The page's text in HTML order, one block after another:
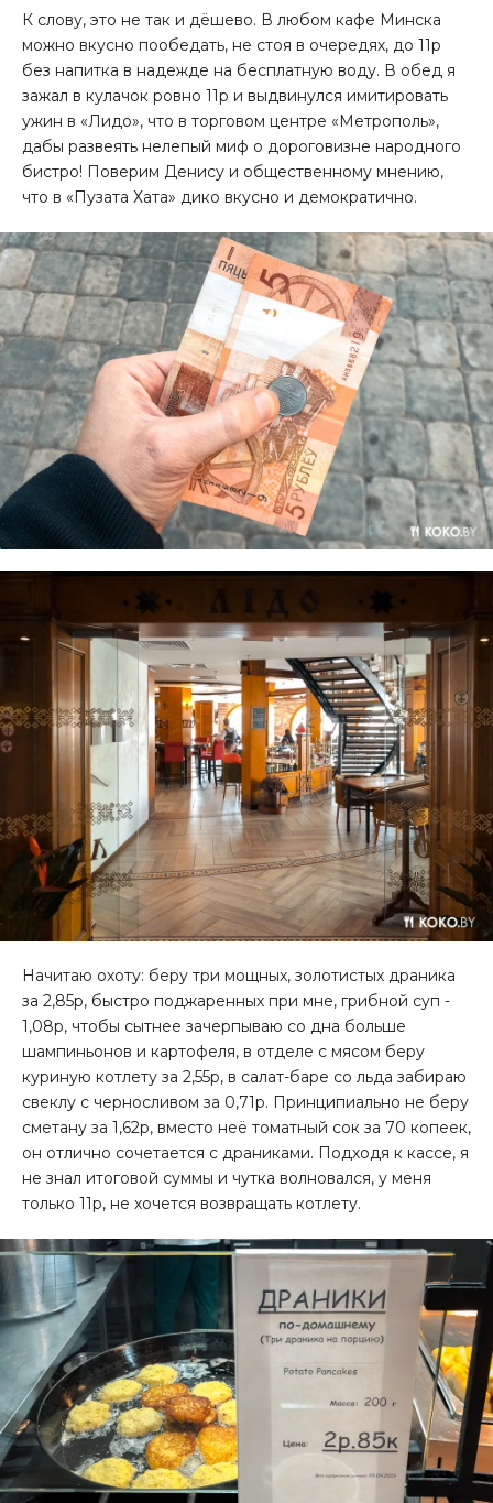
К слову, это не так и дёшево. В любом кафе Минска
можно вкусно пообедать, не стоя в очередях, до 11р
без напитка в надежде на бесплатную воду. В обед я
зажал в кулачок ровно 11р и выдвинулся имитировать
ужин в «Лидо», что в торговом центре «Метрополь»,
дабы развеять нелепый миф о дороговизне народного
бистро! Поверим Денису и общественному мнению,
что в «Пузата Хата» дико вкусно и демократично.
Начитаю охоту: беру три мощных, золотистых драника
за 2,85р, быстро поджаренных при мне, грибной суп -
1,08р, чтобы сытнее зачерпываю со дна больше
шампиньонов и картофеля, в отделе с мясом беру
куриную котлету за 2,55р, в салат-баре со льда забираю
свеклу с черносливом за 0,71р. Принципиально не беру
сметану за 1,62р, вместо неё томатный сок за 70 копеек,
он отлично сочетается с драниками. Подходя к кассе, я
не знал итоговой суммы и чутка волновался, у меня
только 11р, не хочется возвращать котлету.